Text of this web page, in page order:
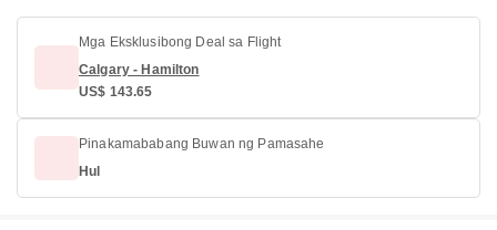
Mga Eksklusibong Deal sa Flight
Calgary - Hamilton
US$ 143.65
Pinakamababang Buwan ng Pamasahe
Hul